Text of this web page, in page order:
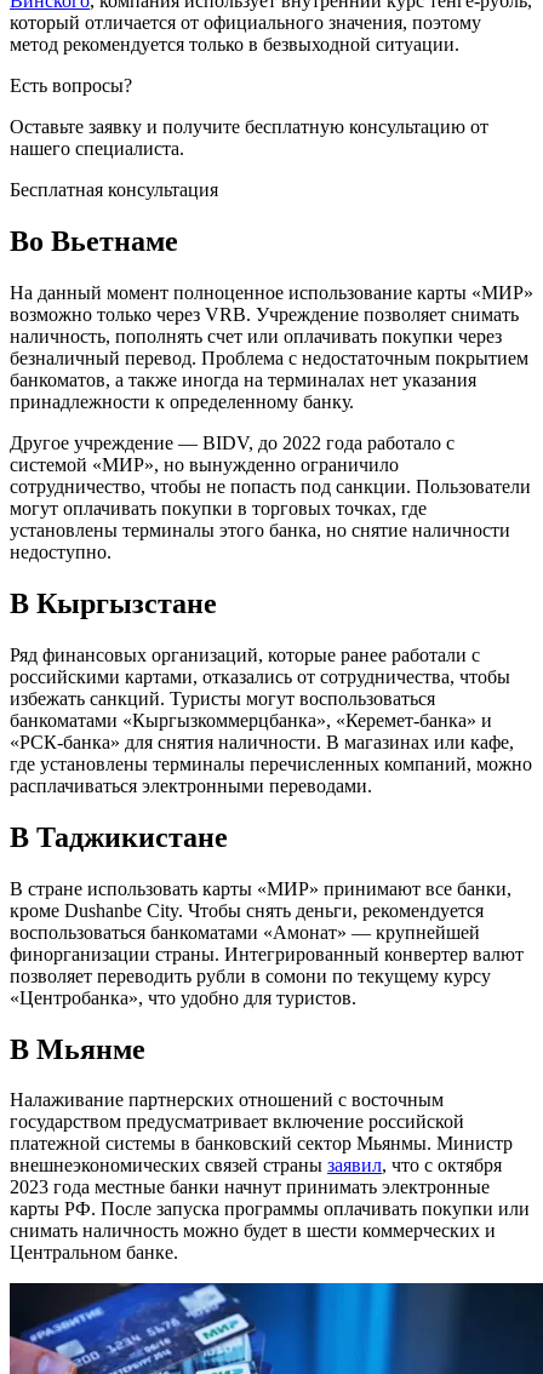
который отличается от официального значения, поэтому
метод рекомендуется только в безвыходной ситуации.
Есть вопросы?
Оставьте заявку и получите бесплатную консультацию от
нашего специалиста.
Бесплатная консультация
Во Вьетнаме
На данный момент полноценное использование карты «МИР»
возможно только через VRB. Учреждение позволяет снимать
наличность, пополнять счет или оплачивать покупки через
безналичный перевод. Проблема с недостаточным покрытием
банкоматов, а также иногда на терминалах нет указания
принадлежности к определенному банку.
Другое учреждение — BIDV, до 2022 года работало с
системой «МИР», но вынужденно ограничило
сотрудничество, чтобы не попасть под санкции. Пользователи
могут оплачивать покупки в торговых точках, где
установлены терминалы этого банка, но снятие наличности
недоступно.
В Кыргызстане
Ряд финансовых организаций, которые ранее работали с
российскими картами, отказались от сотрудничества, чтобы
избежать санкций. Туристы могут воспользоваться
банкоматами «Кыргызкоммерцбанка», «Керемет-банка» и
«РСК-банка» для снятия наличности. В магазинах или кафе,
где установлены терминалы перечисленных компаний, можно
расплачиваться электронными переводами.
В Таджикистане
В стране использовать карты «МИР» принимают все банки,
кроме Dushanbe City. Чтобы снять деньги, рекомендуется
воспользоваться банкоматами «Амонат» — крупнейшей
финорганизации страны. Интегрированный конвертер валют
позволяет переводить рубли в сомони по текущему курсу
«Центробанка», что удобно для туристов.
В Мьянме
Налаживание партнерских отношений с восточным
государством предусматривает включение российской
платежной системы в банковский сектор Мьянмы. Министр
внешнеэкономических связей страны заявил, что с октября
2023 года местные банки начнут принимать электронные
карты РФ. После запуска программы оплачивать покупки или
снимать наличность можно будет в шести коммерческих и
Центральном банке.